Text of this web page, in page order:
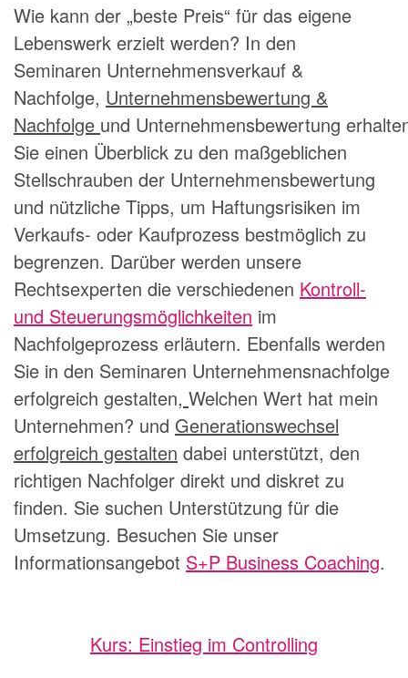
Wie kann der „beste Preis“ für das eigene
Lebenswerk erzielt werden? In den
Seminaren Unternehmensverkauf &
Nachfolge, Unternehmensbewertung &
Nachfolge und Unternehmensbewertung
Sie einen Überblick zu den maßgeblichen
Stellschrauben der Unternehmensbewertung
und nützliche Tipps, um Haftungsrisiken im
Verkaufs- oder Kaufprozess bestmöglich zu
begrenzen. Darüber werden unsere
Rechtsexperten die verschiedenen Kontroll-
und Steuerungsmöglichkeiten im
Nachfolgeprozess erläutern. Ebenfalls werden
Sie in den Seminaren Unternehmensnachfolge
erfolgreich gestalten, Welchen Wert hat mein
Unternehmen? und Generationswechsel
erfolgreich gestalten dabei unterstützt, den
richtigen Nachfolger direkt und diskret zu
finden. Sie suchen Unterstützung für die
Umsetzung. Besuchen Sie unser
Informationsangebot S+P Business Coaching.
Kurs: Einstieg im Controlling